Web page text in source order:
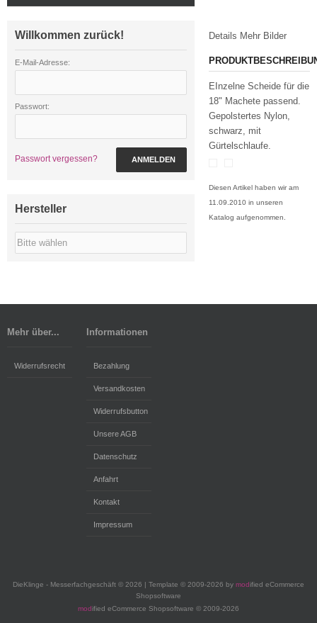
Details Mehr Bilder
EInzelne Scheide für die
18" Machete passend.
Gepolstertes Nylon,
schwarz, mit
Gürtelschlaufe.
Diesen Artikel haben wir am
11.09.2010 in unseren
Katalog aufgenommen.
Willkommen zurück!
E-Mail-Adresse:
Passwort:
Passwort vergessen? ANMELDEN
Hersteller
Mehr über...
Widerrufsrecht
Informationen
Bezahlung
Versandkosten
Widerrufsbutton
Unsere AGB
Datenschutz
Anfahrt
Kontakt
Impressum
DieKlinge - Messerfachgeschäft © 2026 | Template © 2009-2026 by modified eCommerce
Shopsoftware
modified eCommerce Shopsoftware © 2009-2026